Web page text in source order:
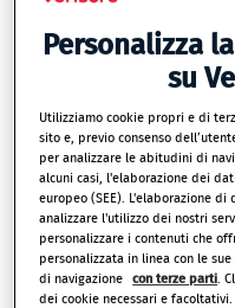
Cognome*
E-mail*
Personalizza
su
Utilizziamo cookie propri e di
sito e, previo consenso
per analizzare le abitudini di
alcuni casi, l'elaborazione dei
europeo (SEE). L'elaborazione
analizzare l'utilizzo dei nostri
personalizzare i contenuti che
personalizzata in linea con le
di navigazione
con terze parti .
dei cookie necessari e